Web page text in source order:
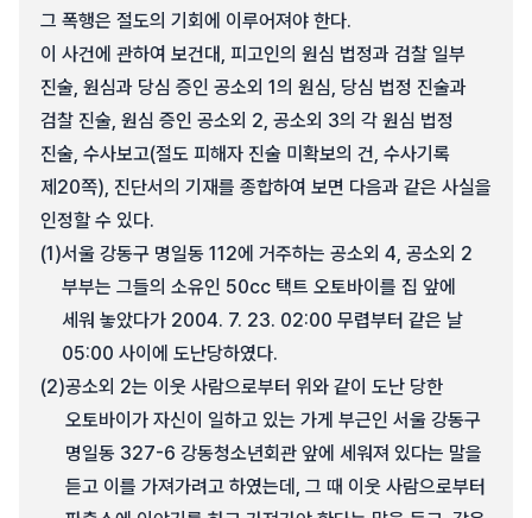
그 폭행은 절도의 기회에 이루어져야 한다.
이 사건에 관하여 보건대, 피고인의 원심 법정과 검찰 일부
진술, 원심과 당심 증인 공소외 1의 원심, 당심 법정 진술과
검찰 진술, 원심 증인 공소외 2, 공소외 3의 각 원심 법정
진술, 수사보고(절도 피해자 진술 미확보의 건, 수사기록
제20쪽), 진단서의 기재를 종합하여 보면 다음과 같은 사실을
인정할 수 있다.
(1)서울 강동구 명일동 112에 거주하는 공소외 4, 공소외 2
부부는 그들의 소유인 50cc 택트 오토바이를 집 앞에
세워 놓았다가 2004. 7. 23. 02:00 무렵부터 같은 날
05:00 사이에 도난당하였다.
(2)공소외 2는 이웃 사람으로부터 위와 같이 도난 당한
오토바이가 자신이 일하고 있는 가게 부근인 서울 강동구
명일동 327-6 강동청소년회관 앞에 세워져 있다는 말을
듣고 이를 가져가려고 하였는데, 그 때 이웃 사람으로부터